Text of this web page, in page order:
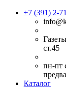
+7 (391) 2-
ст.45
пн-пт
Каталог